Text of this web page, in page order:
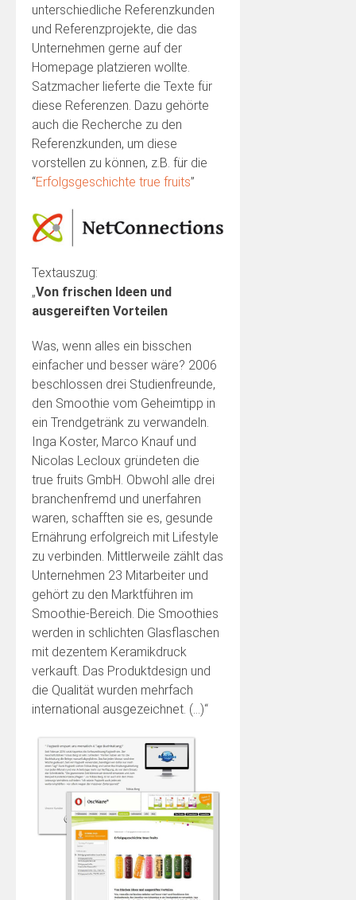
unterschiedliche Referenzkunden
und Referenzprojekte, die das
Unternehmen gerne auf der
Homepage platzieren wollte.
Satzmacher lieferte die Texte für
diese Referenzen. Dazu gehörte
auch die Recherche zu den
Referenzkunden, um diese
vorstellen zu können, z.B. für die
“Erfolgsgeschichte true fruits”
Textauszug:
„Von frischen Ideen und
ausgereiften Vorteilen
Was, wenn alles ein bisschen
einfacher und besser wäre? 2006
beschlossen drei Studienfreunde,
den Smoothie vom Geheimtipp in
ein Trendgetränk zu verwandeln.
Inga Koster, Marco Knauf und
Nicolas Lecloux gründeten die
true fruits GmbH. Obwohl alle drei
branchenfremd und unerfahren
waren, schafften sie es, gesunde
Ernährung erfolgreich mit Lifestyle
zu verbinden. Mittlerweile zählt das
Unternehmen 23 Mitarbeiter und
gehört zu den Marktführen im
Smoothie-Bereich. Die Smoothies
werden in schlichten Glasflaschen
mit dezentem Keramikdruck
verkauft. Das Produktdesign und
die Qualität wurden mehrfach
international ausgezeichnet. (…)“